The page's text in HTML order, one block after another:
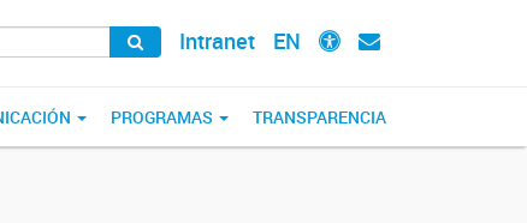
Intranet EN
PROGRAMAS TRANSPARENCIA